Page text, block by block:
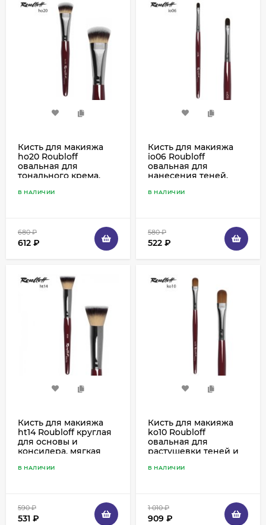
Кисть для макияжа
ho20 Roubloff
овальная для
тонального крема,
В НАЛИЧИИ
680₽
612 ₽
Кисть для макияжа
io06 Roubloff
овальная для
нанесения теней,
В НАЛИЧИИ
580₽
522 ₽
Кисть для макияжа
ht14 Roubloff круглая
для основы и
консилера, мягкая
В НАЛИЧИИ
590₽
531 ₽
Кисть для макияжа
ko10 Roubloff
овальная для
растушевки теней и
В НАЛИЧИИ
1 010₽
909 ₽